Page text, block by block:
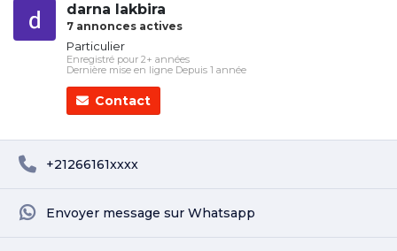
darna lakbira
7 annonces actives
Particulier
Enregistré pour 2+ années
Dernière mise en ligne Depuis 1 année
Contact
+21266161xxxx
Envoyer message sur Whatsapp